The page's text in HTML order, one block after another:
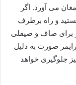
می آورد. اگر
و راه برطرف
برای صاف و صیقلی
صورت به دلیل
جلوگیری خواهد